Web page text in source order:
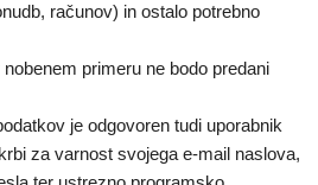
računov) in ostalo potrebno
primeru ne bodo predani
je odgovoren tudi uporabnik
za varnost svojega e-mail naslova,